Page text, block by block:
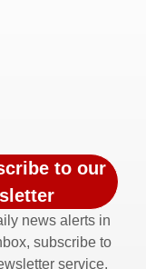
to our
news alerts in
subscribe to
service.